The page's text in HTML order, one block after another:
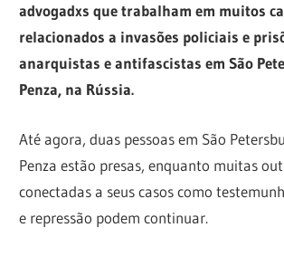
advogadxs que trabalham em muitos
relacionados a invasões policiais e
anarquistas e antifascistas em São
Penza, na Rússia.
Até agora, duas pessoas em São
Penza estão presas, enquanto muitas
conectadas a seus casos como
e repressão podem continuar.